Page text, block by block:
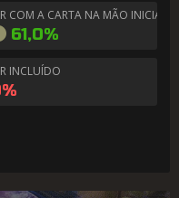
COM A CARTA NA MÃO INICIAL
61,0%
INCLUÍDO